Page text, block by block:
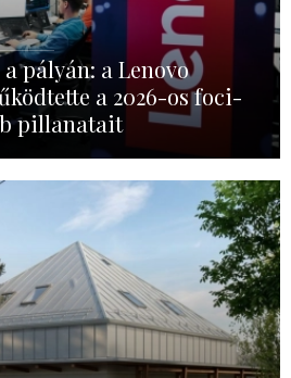
pályán: a Lenovo
a 2026-os foci-
pillanatait